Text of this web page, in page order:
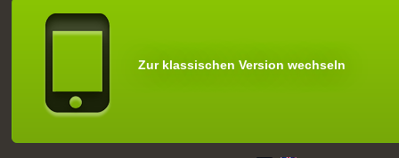
Zur klassischen Version wechseln